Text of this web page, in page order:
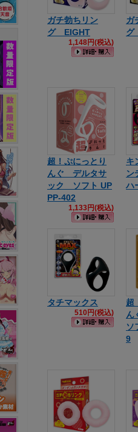
ガチ勃ちリン
グ EIGHT
1,148円(税込)
ガ
超！ぷにっとり
んぐ デルタサ
ック ソフト UP
PP-402
1,133円(税込)
キ
ン
ハ
タチマックス
510円(税込)
超
ソ
9